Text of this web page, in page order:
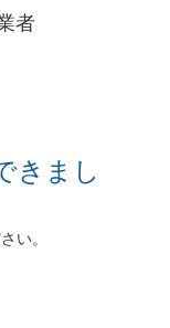
者
きまし
い。